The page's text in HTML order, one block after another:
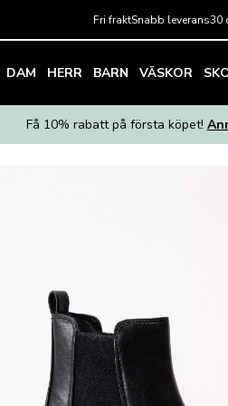
Fri fraktSnabb leverans30
DAM HERR BARN VÄSKOR
Få 10% rabatt på första köpet!